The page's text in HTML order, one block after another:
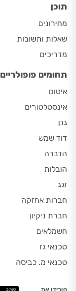
תוכן
מחירונים
שאלות ותשובות
מדריכים
תחומים פופולריים
איטום
אינסטלטורים
גנן
דוד שמש
הדברה
הובלות
זגג
חברות אחזקה
חברת ניקיון
חשמלאים
טכנאי גז
טכנאי מ. כביסה
הורידו את